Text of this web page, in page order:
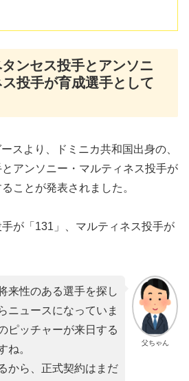
ンセス投手とアンソニ
投手が育成選手として
スより、ドミニカ共和国出身の、
アンソニー・マルティネス投手が
ことが発表されました。
が「131」、マルティネス投手が
父ちゃん
来性のある選手を探し
ニュースになっていま
ピッチャーが来日する
ね。
から、正式契約はまだ